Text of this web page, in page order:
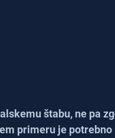
štabu, ne pa
primeru je